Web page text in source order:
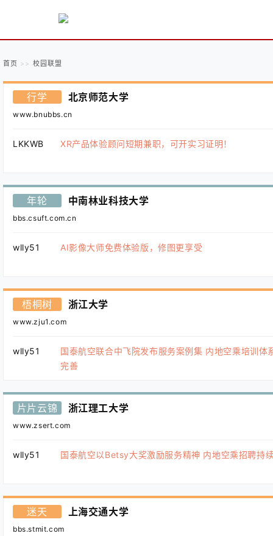
首页 校园联盟
行学 北京师范大学
www.bnubbs.cn
LKKWB XR产品体验顾问短期兼职，可开实习证明！
年轮 中南林业科技大学
bbs.csuft.com.cn
wlly51 AI影像大师免费体验版，修图更享受
梧桐树 浙江大学
www.zju1.com
wlly51
国泰航空联合中飞院发布服务案例集 内地空乘培训体
完善
片片云锦 浙江理工大学
www.zsert.com
wlly51 国泰航空以Betsy大奖激励服务精神 内地空乘招聘持
迷天 上海交通大学
bbs.stmit.com